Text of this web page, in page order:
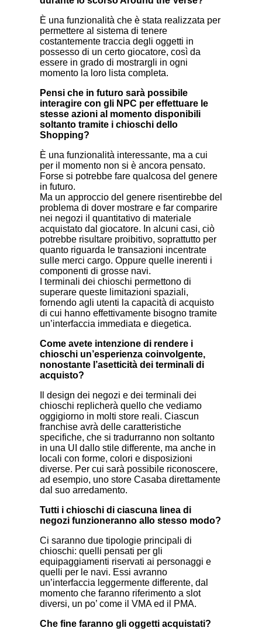
È una funzionalità che è stata realizzata per
permettere al sistema di tenere
costantemente traccia degli oggetti in
possesso di un certo giocatore, così da
essere in grado di mostrargli in ogni
momento la loro lista completa.
Pensi che in futuro sarà possibile
interagire con gli NPC per effettuare le
stesse azioni al momento disponibili
soltanto tramite i chioschi dello
Shopping?
È una funzionalità interessante, ma a cui
per il momento non si è ancora pensato.
Forse si potrebbe fare qualcosa del genere
in futuro.
Ma un approccio del genere risentirebbe del
problema di dover mostrare e far comparire
nei negozi il quantitativo di materiale
acquistato dal giocatore. In alcuni casi, ciò
potrebbe risultare proibitivo, soprattutto per
quanto riguarda le transazioni incentrate
sulle merci cargo. Oppure quelle inerenti i
componenti di grosse navi.
I terminali dei chioschi permettono di
superare queste limitazioni spaziali,
fornendo agli utenti la capacità di acquisto
di cui hanno effettivamente bisogno tramite
un’interfaccia immediata e diegetica.
Come avete intenzione di rendere i
chioschi un’esperienza coinvolgente,
nonostante l’asetticità dei terminali di
acquisto?
Il design dei negozi e dei terminali dei
chioschi replicherà quello che vediamo
oggigiorno in molti store reali. Ciascun
franchise avrà delle caratteristiche
specifiche, che si tradurranno non soltanto
in una UI dallo stile differente, ma anche in
locali con forme, colori e disposizioni
diverse. Per cui sarà possibile riconoscere,
ad esempio, uno store Casaba direttamente
dal suo arredamento.
Tutti i chioschi di ciascuna linea di
negozi funzioneranno allo stesso modo?
Ci saranno due tipologie principali di
chioschi: quelli pensati per gli
equipaggiamenti riservati ai personaggi e
quelli per le navi. Essi avranno
un’interfaccia leggermente differente, dal
momento che faranno riferimento a slot
diversi, un po’ come il VMA ed il PMA.
Che fine faranno gli oggetti acquistati?